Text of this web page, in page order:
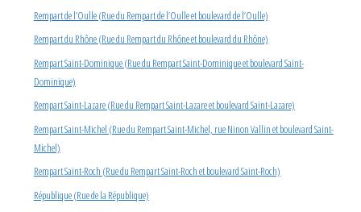
Rempart de l’Oulle (Rue du Rempart de l’Oulle et boulevard de l’Oulle)
Rempart du Rhône (Rue du Rempart du Rhône et boulevard du Rhône)
Rempart Saint-Dominique (Rue du Rempart Saint-Dominique et boulevard Saint-
Dominique)
Rempart Saint-Lazare (Rue du Rempart Saint-Lazare et boulevard Saint-Lazare)
Rempart Saint-Michel (Rue du Rempart Saint-Michel, rue Ninon Vallin et boulevard Saint-
Michel)
Rempart Saint-Roch (Rue du Rempart Saint-Roch et boulevard Saint-Roch)
République (Rue de la République)